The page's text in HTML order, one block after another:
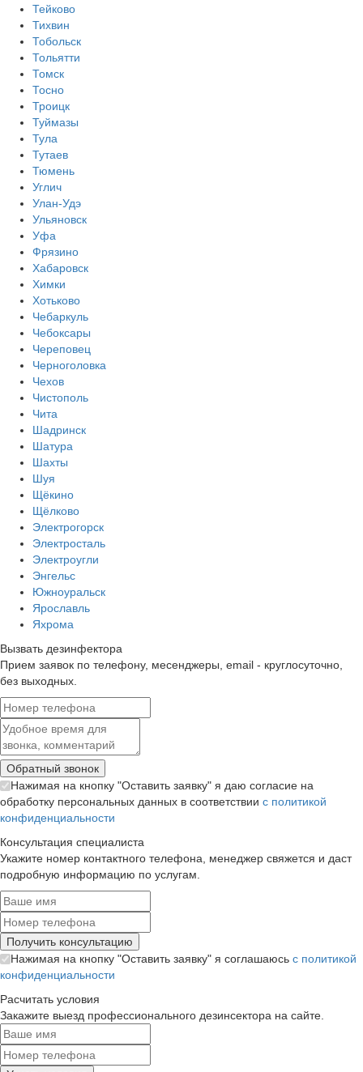
Тейково
Тихвин
Тобольск
Тольятти
Томск
Тосно
Троицк
Туймазы
Тула
Тутаев
Тюмень
Углич
Улан-Удэ
Ульяновск
Уфа
Фрязино
Хабаровск
Химки
Хотьково
Чебаркуль
Чебоксары
Череповец
Черноголовка
Чехов
Чистополь
Чита
Шадринск
Шатура
Шахты
Шуя
Щёкино
Щёлково
Электрогорск
Электросталь
Электроугли
Энгельс
Южноуральск
Ярославль
Яхрома
Вызвать дезинфектора
Прием заявок по телефону, месенджеры, email - круглосуточно,
без выходных.
Нажимая на кнопку "Оставить заявку" я даю согласие на
обработку персональных данных в соответствии с политикой
конфиденциальности
Консультация специалиста
Укажите номер контактного телефона, менеджер свяжется и даст
подробную информацию по услугам.
Нажимая на кнопку "Оставить заявку" я соглашаюсь с политикой
конфиденциальности
Расчитать условия
Закажите выезд профессионального дезинсектора на сайте.